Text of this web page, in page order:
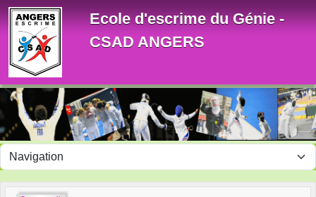
Ecole d'escrime du Génie -
CSAD ANGERS
Panneau de gestion des cookies